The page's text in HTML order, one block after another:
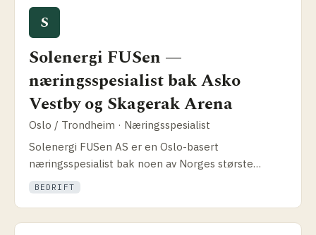
S
Solenergi FUSen —
næringsspesialist bak Asko
Vestby og Skagerak Arena
Oslo / Trondheim · Næringsspesialist
Solenergi FUSen AS er en Oslo-basert
næringsspesialist bak noen av Norges største
solcelleanlegg. Slik fungerer entreprenør­modellen
og hvilke prosjekter de leverer.
BEDRIFT